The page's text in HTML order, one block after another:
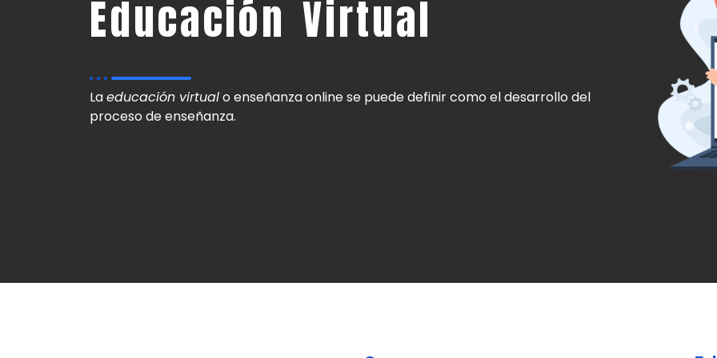
Educación Virtual
Laeducación virtualo enseñanza online se puede definir como el desarrollo del
proceso de enseñanza.